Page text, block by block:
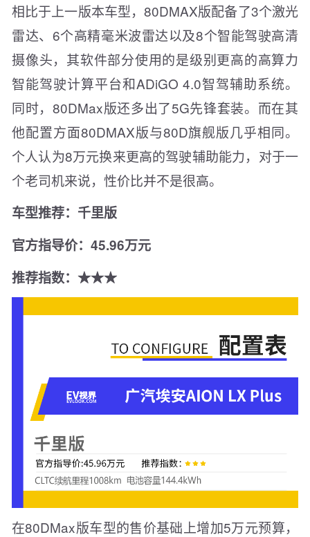
相比于上一版本车型，80DMAX版配备了3个激光
雷达、6个高精毫米波雷达以及8个智能驾驶高清
摄像头，其软件部分使用的是级别更高的高算力
智能驾驶计算平台和ADiGO 4.0智驾辅助系统。
同时，80DMax版还多出了5G先锋套装。而在其
他配置方面80DMAX版与80D旗舰版几乎相同。
个人认为8万元换来更高的驾驶辅助能力，对于一
个老司机来说，性价比并不是很高。
车型推荐：千里版
官方指导价：45.96万元
推荐指数：★★★
在80DMax版车型的售价基础上增加5万元预算，